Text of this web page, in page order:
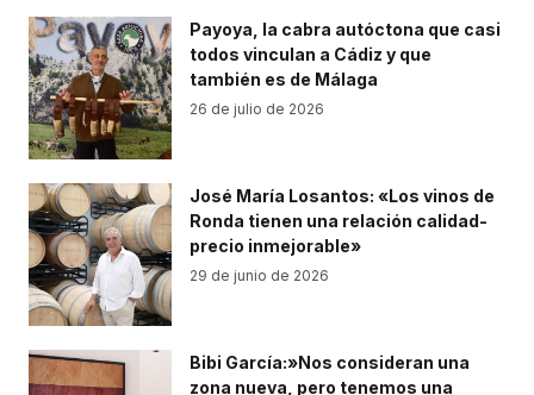
Payoya, la cabra autóctona que casi
todos vinculan a Cádiz y que
también es de Málaga
26 de julio de 2026
José María Losantos: «Los vinos de
Ronda tienen una relación calidad-
precio inmejorable»
29 de junio de 2026
Bibi García:»Nos consideran una
zona nueva, pero tenemos una